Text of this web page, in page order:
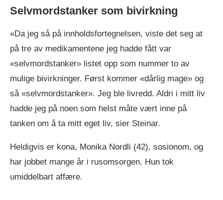
Selvmordstanker som bivirkning
«Da jeg så på innholdsfortegnelsen, viste det seg at
på tre av medikamentene jeg hadde fått var
«selvmordstanker» listet opp som nummer to av
mulige bivirkninger. Først kommer «dårlig mage» og
så «selvmordstanker». Jeg ble livredd. Aldri i mitt liv
hadde jeg på noen som helst måte vært inne på
tanken om å ta mitt eget liv, sier Steinar.
Heldigvis er kona, Monika Nordli (42), sosionom, og
har jobbet mange år i rusomsorgen. Hun tok
umiddelbart affære.